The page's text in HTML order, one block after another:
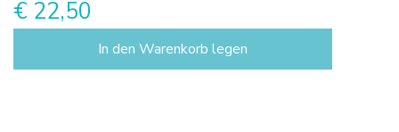
€ 22,50
In den Warenkorb legen